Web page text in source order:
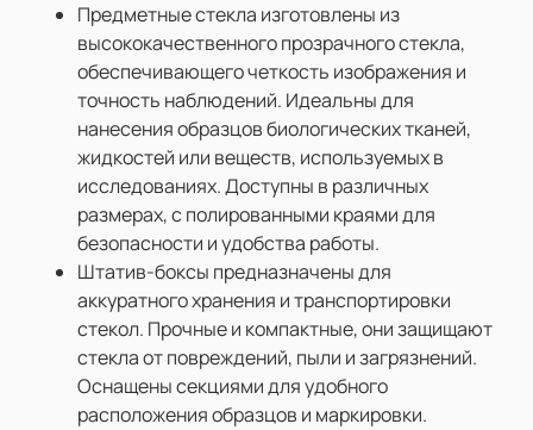
Предметные стекла изготовлены из
высококачественного прозрачного стекла,
обеспечивающего четкость изображения и
точность наблюдений. Идеальны для
нанесения образцов биологических тканей,
жидкостей или веществ, используемых в
исследованиях. Доступны в различных
размерах, с полированными краями для
безопасности и удобства работы.
Штатив-боксы предназначены для
аккуратного хранения и транспортировки
стекол. Прочные и компактные, они защищают
стекла от повреждений, пыли и загрязнений.
Оснащены секциями для удобного
расположения образцов и маркировки.